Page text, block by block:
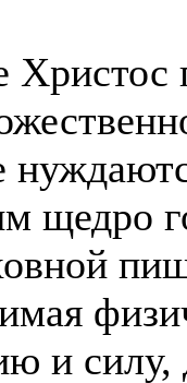
Христос
щедро
и силу,